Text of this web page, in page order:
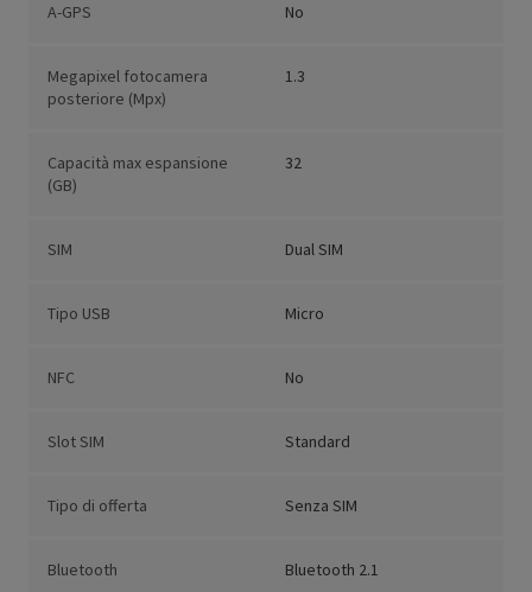
A-GPS No
Megapixel fotocamera
posteriore (Mpx)
1.3
Capacità max espansione
(GB)
32
SIM Dual SIM
Tipo USB Micro
NFC No
Slot SIM Standard
Tipo di offerta Senza SIM
Bluetooth Bluetooth 2.1